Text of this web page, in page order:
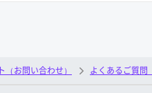
（お問い合わせ） よくあるご質問